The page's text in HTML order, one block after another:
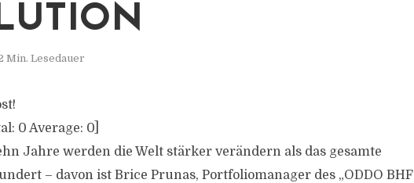
Min. Lesedauer
0 Average: 0
Jahre werden die Welt stärker verändern als das gesamte
– davon ist Brice Prunas, Portfoliomanager des „ODDO BHF